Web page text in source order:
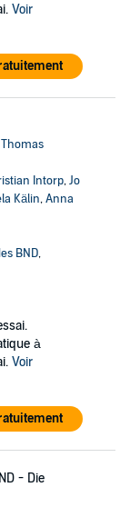
Voir
Thomas
Intorp,Jo
Kälin,Anna
BND,
à
Voir
- Die